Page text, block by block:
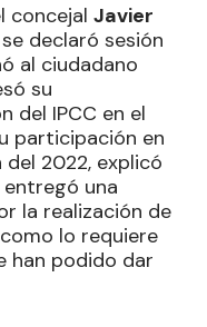
concejal Javier
declaró sesión
al ciudadano
su
del IPCC en el
participación en
2022, explicó
entregó una
la realización de
lo requiere
han podido dar